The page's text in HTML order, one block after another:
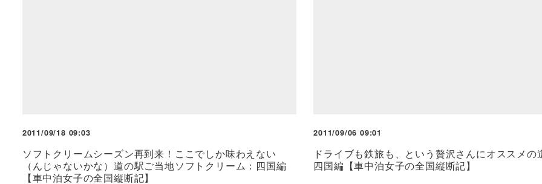
2011/09/18 09:03
ソフトクリームシーズン再到来！ここでしか味わえない
（んじゃないかな）道の駅ご当地ソフトクリーム：四国編
【車中泊女子の全国縦断記】
2011/09/06 09:01
ドライブも鉄旅も、という贅沢さんにオススメの
四国編【車中泊女子の全国縦断記】